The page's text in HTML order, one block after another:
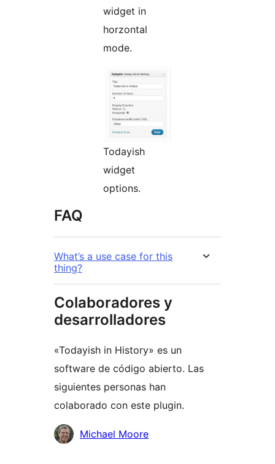
widget in
horzontal
mode.
Todayish
widget
options.
FAQ
What’s a use case for this
thing?
Colaboradores y
desarrolladores
«Todayish in History» es un
software de código abierto. Las
siguientes personas han
colaborado con este plugin.
Colaboradores
Michael Moore